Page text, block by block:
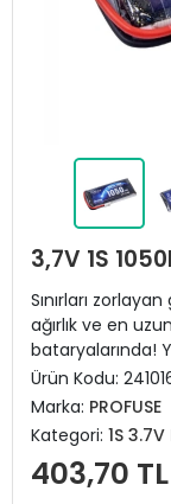
3,7V 1S
Sınırları
ağırlık ve en
bataryalarında!
Ürün Kodu:
Marka: PROFUSE
Kategori: 1S
403,70 TL